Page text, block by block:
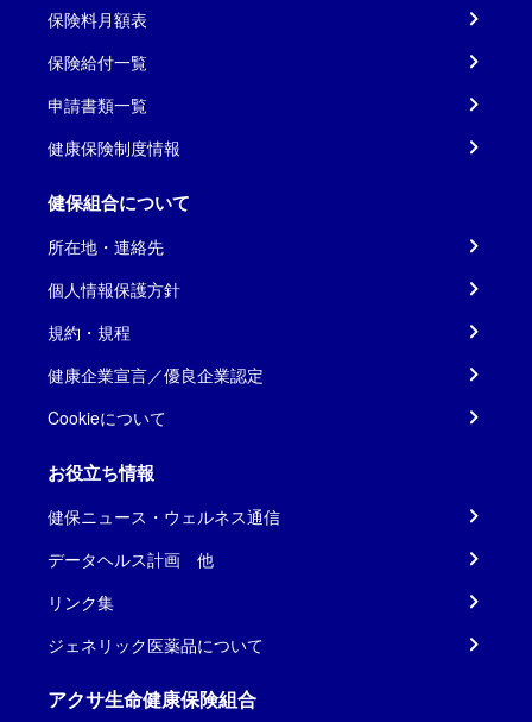
保険料月額表
保険給付一覧
申請書類一覧
健康保険制度情報
健保組合について
所在地・連絡先
個人情報保護方針
規約・規程
健康企業宣言／優良企業認定
Cookieについて
お役立ち情報
健保ニュース・ウェルネス通信
データヘルス計画 他
リンク集
ジェネリック医薬品について
アクサ生命健康保険組合